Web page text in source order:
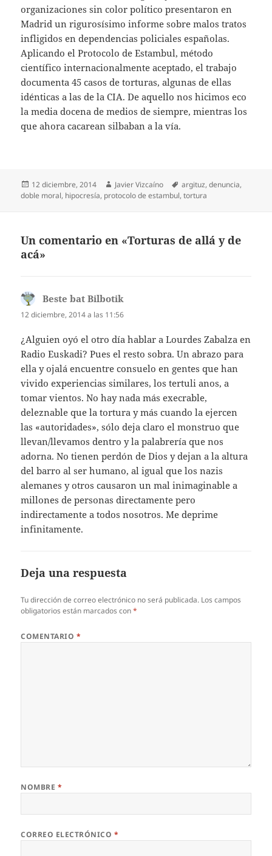
organizaciones sin color político presentaron en
Madrid un rigurosísimo informe sobre malos tratos
infligidos en dependencias policiales españolas.
Aplicando el Protocolo de Estambul, método
científico internacionalmente aceptado, el trabajo
documenta 45 casos de torturas, algunas de ellas
idénticas a las de la CIA. De aquello nos hicimos eco
la media docena de medios de siempre, mientras los
que ahora cacarean silbaban a la vía.
Publicado
el
12 diciembre, 2014 Autor
Javier Vizcaíno Etiquetas
argituz,denuncia,
doble moral, hipocresía, protocolo de estambul,tortura
Un comentario en «Torturas de allá y de
acá»
Beste bat Bilbotik
12 diciembre, 2014 a las 11:56
¿Alguien oyó el otro día hablar a Lourdes Zabalza en
Radio Euskadi? Pues el resto sobra. Un abrazo para
ella y ojalá encuentre consuelo en gentes que han
vivido experiencias similares, los tertuli anos, a
tomar vientos. No hay nada más execrable,
deleznable que la tortura y más cuando la ejercen
las «autoridades», sólo deja claro el monstruo que
llevan/llevamos dentro y la palabrería que nos
adorna. No tienen perdón de Dios y dejan a la altura
del barro al ser humano, al igual que los nazis
alemanes y otros causaron un mal inimaginable a
millones de personas directamente pero
indirectamente a todos nosotros. Me deprime
infinitamente.
Deja una respuesta
Tu dirección de correo electrónico no será publicada. Los campos
obligatorios están marcados con*
COMENTARIO *
NOMBRE *
CORREO ELECTRÓNICO *